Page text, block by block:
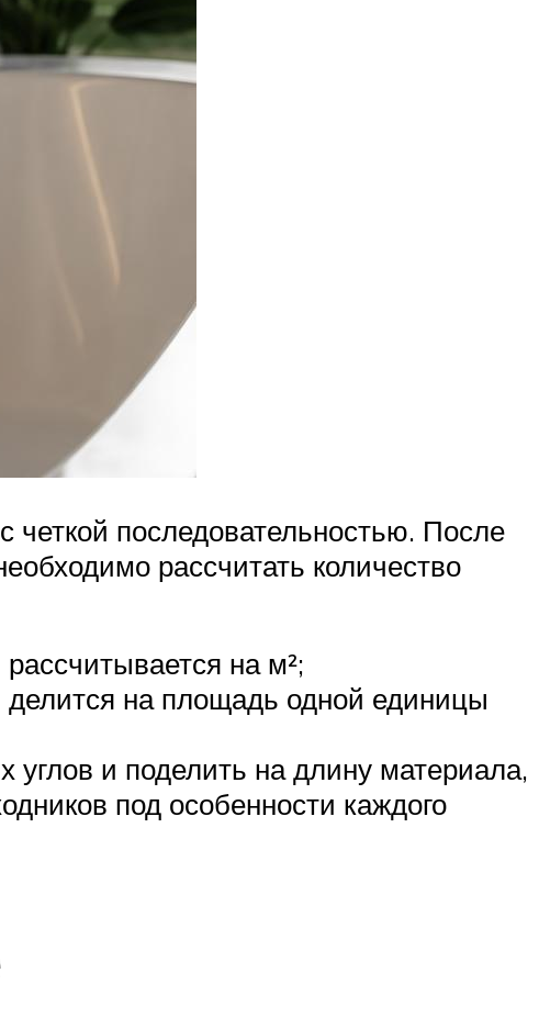
последовательностью. После
рассчитать количество
на м²;
на площадь одной единицы
и поделить на длину материала,
под особенности каждого